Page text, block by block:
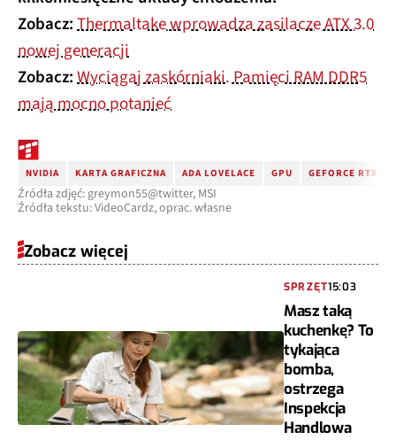
Zobacz:Thermaltake wprowadza zasilacze ATX 3.0
nowej generacji
Zobacz:Wyciągaj zaskórniaki. Pamięci RAM DDR5
mają mocno potanieć
NVIDIA KARTA GRAFICZNA ADA LOVELACE GPU GEFORCE RTX
Źródła zdjęć: greymon55@twitter, MSI
Źródła tekstu: VideoCardz, oprac. własne
Zobacz więcej
SPRZĘT15:03
Masz taką
kuchenkę? To
tykająca
bomba,
ostrzega
Inspekcja
Handlowa